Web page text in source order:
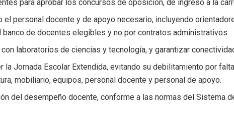
para aprobar los concursos de oposición, de ingreso a la
el personal docente y de apoyo necesario, incluyendo
de docentes elegibles y no por contratos administrativos.
laboratorios de ciencias y tecnología, y garantizar
la Jornada Escolar Extendida, evitando su debilitamiento por
mobiliario, equipos, personal docente y personal de apoyo.
del desempeño docente, conforme a las normas del Sistema